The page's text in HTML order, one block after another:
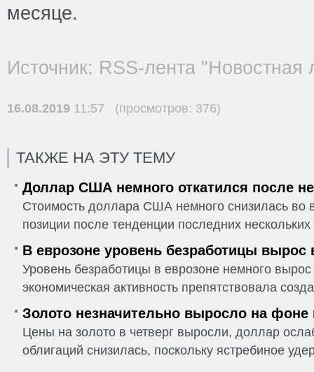
месяце.
Источник: RSS-лента "Новостная
16.08.2019 11:57 (просмотров: 376)
ТАКЖЕ НА ЭТУ ТЕМУ
Доллар США немного откатился после
Стоимость доллара США немного снизилась во
позиции после тенденции последних
В еврозоне уровень безработицы вырос
Уровень безработицы в еврозоне немного
экономическая активность препятствовала
Золото незначительно выросло на фоне
Цены на золото в четверг выросли, доллар
облигаций снизилась, поскольку ястребиное